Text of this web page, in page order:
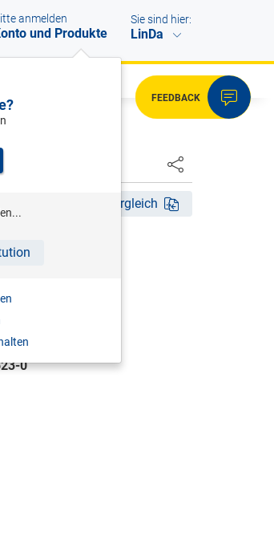
anmelden
und Produkte
Sie sind hier:
LinDa
FEEDBACK
Fassungsvergleich
0